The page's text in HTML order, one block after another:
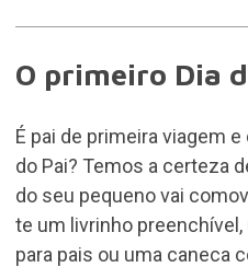
O primeiro Dia
É pai de primeira viagem
do Pai? Temos a certeza
do seu pequeno vai
te um livrinho
para pais ou uma caneca